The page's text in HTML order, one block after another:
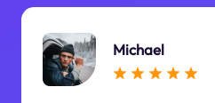
Michael